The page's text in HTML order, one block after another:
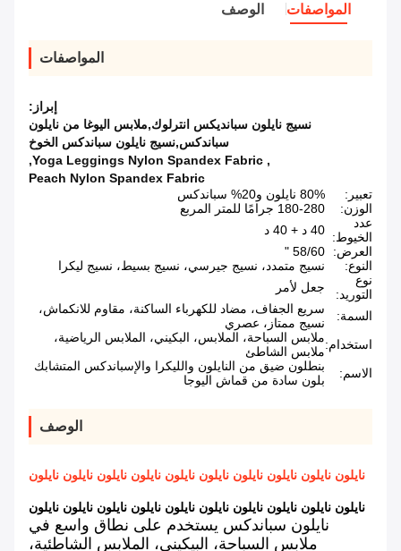
المواصفات الوصف
المواصفات
إبراز:
نسيج نايلون سبانديكس انترلوك,ملابس اليوغا من نايلون
سباندكس,نسيج نايلون سباندكس الخوخ
,
Yoga Leggings Nylon Spandex Fabric
,
Peach Nylon Spandex Fabric
تعبير:
80% نايلون و20% سباندكس
الوزن:
180-280 جرامًا للمتر المربع
عدد
الخيوط: 40 د + 40 د
العرض:
58/60 "
النوع:
نسيج متمدد، نسيج جيرسي، نسيج بسيط، نسيج ليكرا
نوع
التوريد:
جعل لأمر
السمة:
سريع الجفاف، مضاد للكهرباء الساكنة، مقاوم للانكماش،
نسيج ممتاز، عصري
استخدام:ملابس السباحة، الملابس، البكيني، الملابس الرياضية،
ملابس الشاطئ
الاسم:
بنطلون ضيق من النايلون والليكرا والإسباندكس المتشابك
بلون سادة من قماش اليوجا
الوصف
نايلون نايلون نايلون نايلون نايلون نايلون نايلون نايلون نايلون نايلون
نايلون نايلون نايلون نايلون نايلون نايلون نايلون نايلون نايلون نايلون
نايلون سباندكس يستخدم على نطاق واسع في
ملابس السباحة، البيكيني، الملابس الشاطئية،